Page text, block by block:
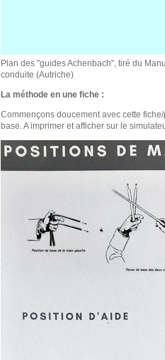
Plan des "guides Achenbach", tiré du
conduite (Autriche)
La méthode en une fiche :
Commençons doucement avec cette
base. A imprimer et afficher sur le